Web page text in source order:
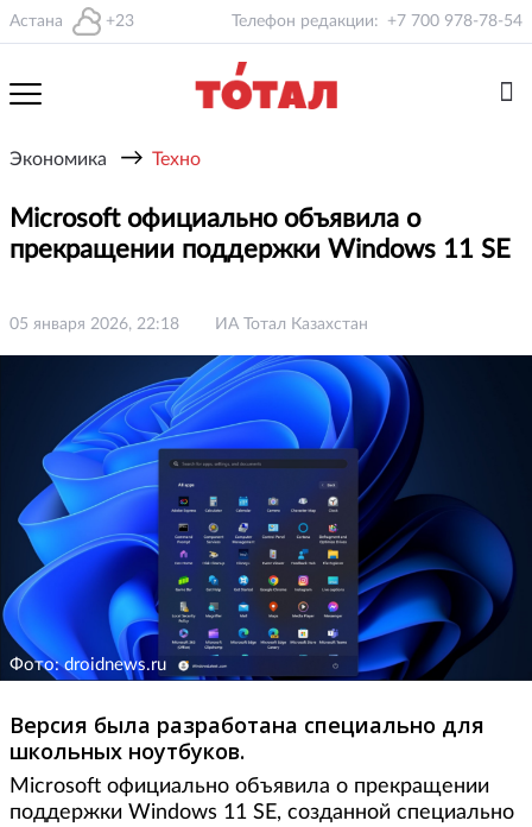
Астана +23 Телефон редакции: +7 700 978-78-54
Экономика → Техно
Microsoft официально объявила о
прекращении поддержки Windows 11 SE
05 января 2026, 22:18 ИА Тотал Казахстан
Фото: droidnews.ru
Версия была разработана специально для
школьных ноутбуков.
Microsoft официально объявила о прекращении
поддержки Windows 11 SE, созданной специально